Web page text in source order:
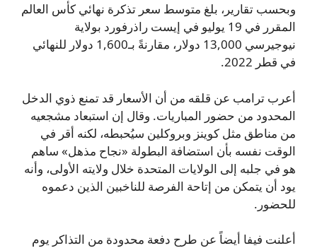
وبحسب تقارير، بلغ متوسط سعر تذكرة نهائي كأس العالم
المقرر في 19 يوليو في إيست راذرفورد بولاية
نيوجيرسي 13,000 دولار، مقارنةً بـ1,600 دولار للنهائي
في قطر 2022.
أعرب ترامب عن قلقه من أن الأسعار قد تمنع ذوي الدخل
المحدود من حضور المباريات. وقال إن استبعاد مشجعيه
من مناطق مثل كوينز وبروكلين سيُحبطه، لكنه أقر في
الوقت نفسه بأن استضافة البطولة «نجاح مذهل» ساهم
هو في جلبه إلى الولايات المتحدة خلال ولايته الأولى، وأنه
يود أن يتمكن من إتاحة الفرصة للناخبين الذين دعموه
للحضور.
أعلنت فيفا أيضاً عن طرح دفعة محدودة من التذاكر يوم